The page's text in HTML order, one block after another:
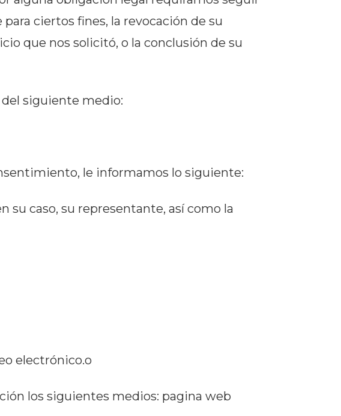
ciertos fines, la revocación de su
que nos solicitó, o la conclusión de su
siguiente medio:
le informamos lo siguiente:
su caso, su representante, así como la
electrónico.o
los siguientes medios: pagina web